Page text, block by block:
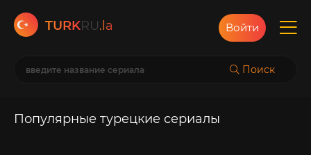
TURKRU.la
Поиск
Войти
Популярные турецкие сериалы